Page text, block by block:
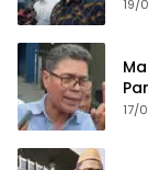
19/
17/